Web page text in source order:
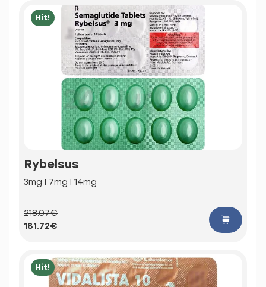
Hit!
Rybelsus
3mg | 7mg | 14mg
218.07€
181.72€
Hit!